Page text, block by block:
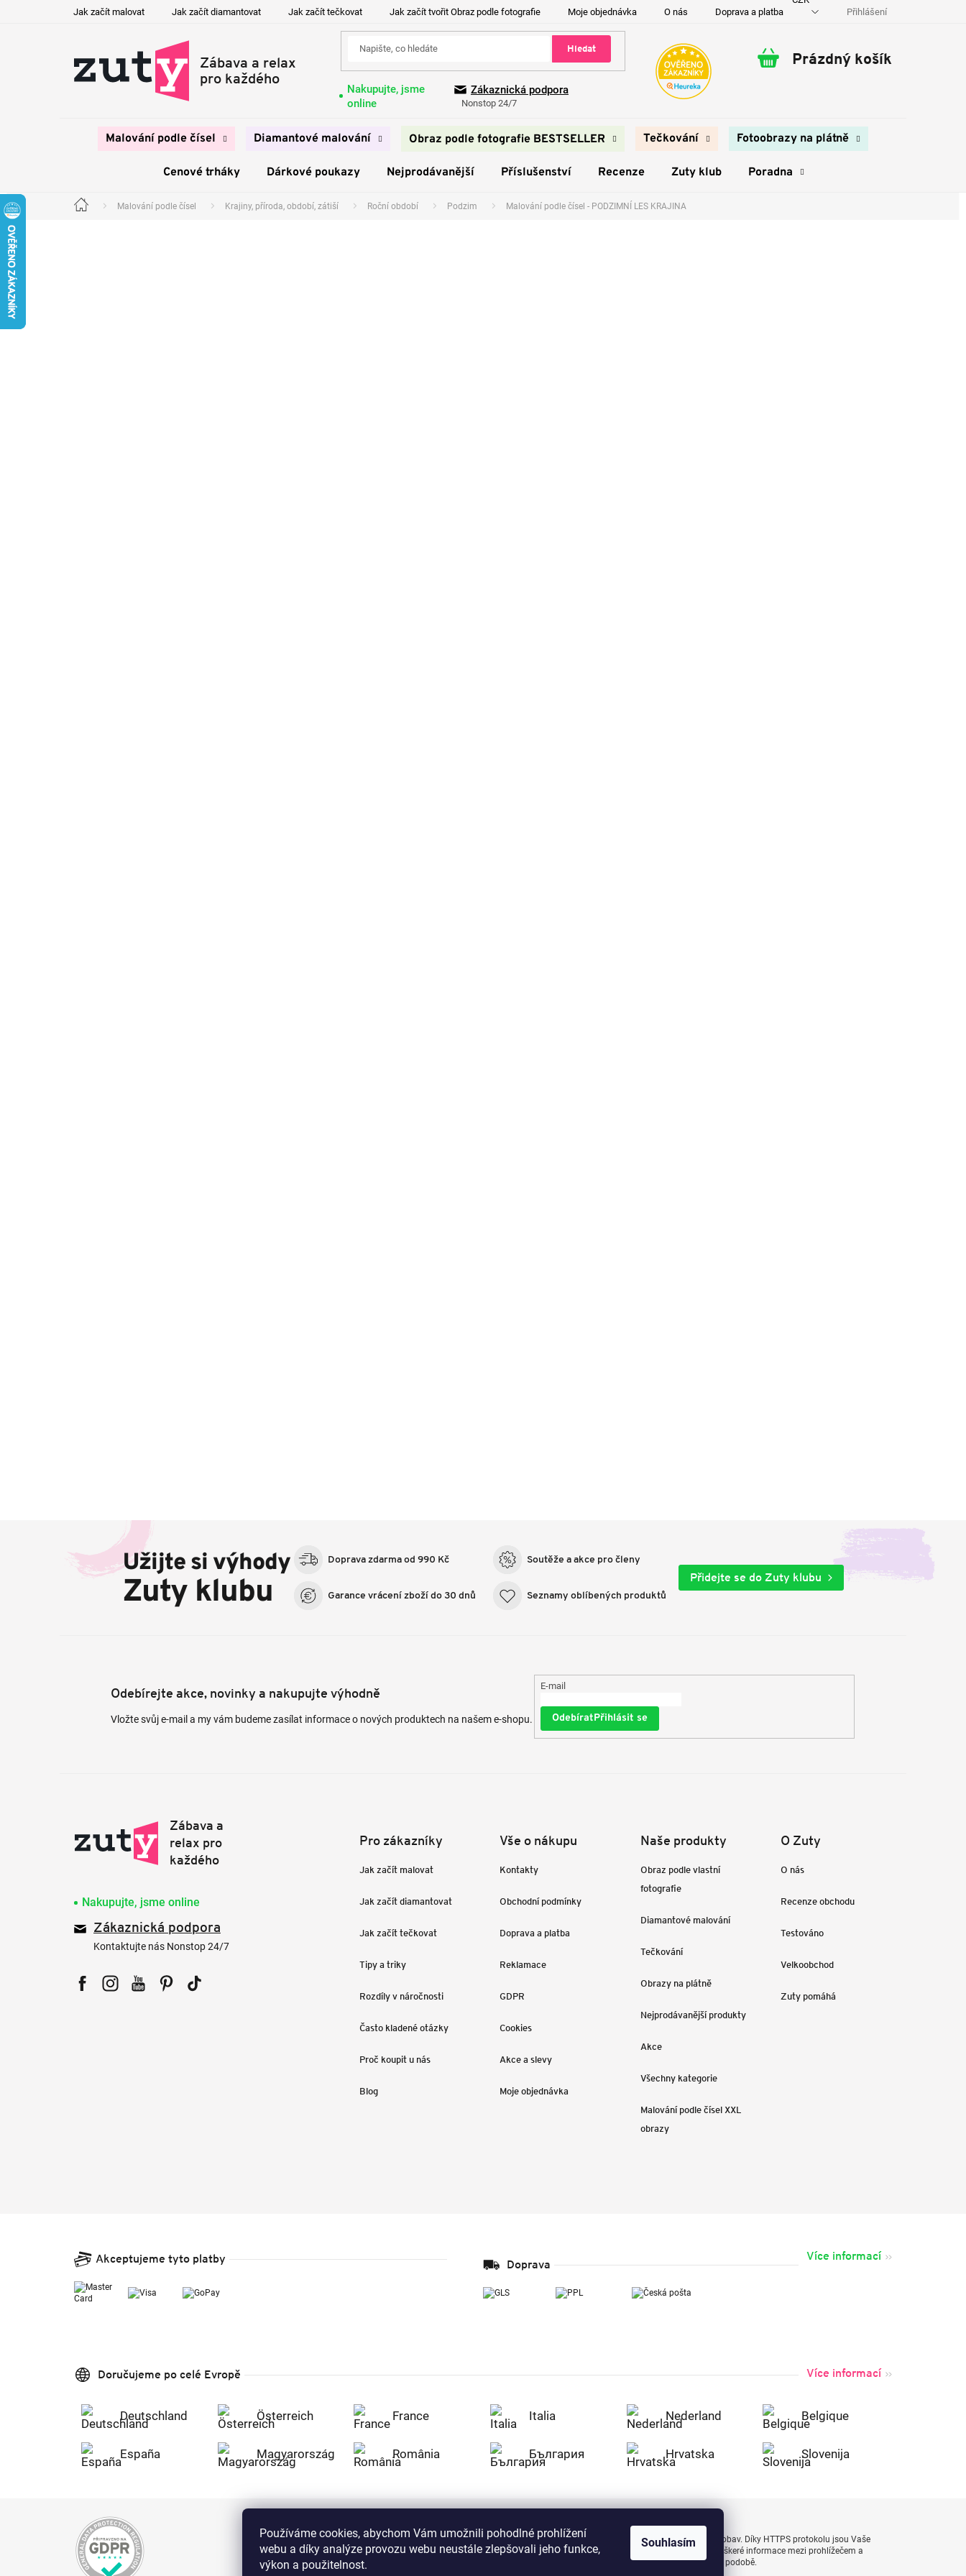
Používáme cookies, abychom Vám umožnili pohodlné prohlížení
webu a díky analýze provozu webu neustále zlepšovali jeho funkce,
výkon a použitelnost.
Souhlasím
Jak začít malovat Jak začít diamantovat Jak začít tečkovat Jak začít tvořit Obraz podle fotografie Moje objednávka O nás Doprava a platba Kontakty Přihlášení
Hledat
Nakupujte, jsme
online
Zákaznická podpora
Nonstop 24/7
Nákupní
Prázdný košík
Malování podle čísel Diamantové malování Obraz podle fotografie BESTSELLER Tečkování Fotoobrazy na plátně
Cenové trháky Dárkové poukazy Nejprodávanější Příslušenství Recenze Zuty klub Poradna
Domů Malování podle čísel Krajiny, příroda, období, zátiší Roční období Podzim Malování podle čísel - PODZIMNÍ LES KRAJINA
Užijte si výhody
Zuty klubu
Doprava zdarma od 990 Kč
Garance vrácení zboží do 30 dnů
Soutěže a akce pro členy
Seznamy oblíbených produktů
Přidejte se do Zuty klubu
Odebírejte akce, novinky a nakupujte výhodně
Vložte svůj e-mail a my vám budeme zasílat informace o nových produktech na našem e-shopu.
E-mail
Přihlásit se
Nakupujte, jsme online
Zákaznická podpora
Kontaktujte nás Nonstop 24/7
Pro zákazníky
Jak začít malovat
Jak začít diamantovat
Jak začít tečkovat
Tipy a triky
Rozdíly v náročnosti
Často kladené otázky
Proč koupit u nás
Blog
Vše o nákupu
Kontakty
Obchodní podmínky
Doprava a platba
Reklamace
GDPR
Cookies
Akce a slevy
Moje objednávka
Naše produkty
Obraz podle vlastní
fotografie
Diamantové malování
Tečkování
Obrazy na plátně
Nejprodávanější produkty
Akce
Všechny kategorie
Malování podle čísel XXL
obrazy
O Zuty
O nás
Recenze obchodu
Testováno
Velkoobchod
Zuty pomáhá
Akceptujeme tyto platby Doprava
Více informací
Doručujeme po celé Evropě Více informací
Deutschland Österreich France Italia Nederland Belgique
España Magyarország România България Hrvatska Slovenija
Nakupujte na Zuty bezpečně a bez obav. Díky HTTPS protokolu jsou Vaše
citlivá data v naprostém bezpečí, veškeré informace mezi prohlížečem a
serverem se přenášejí v zašifrované podobě.